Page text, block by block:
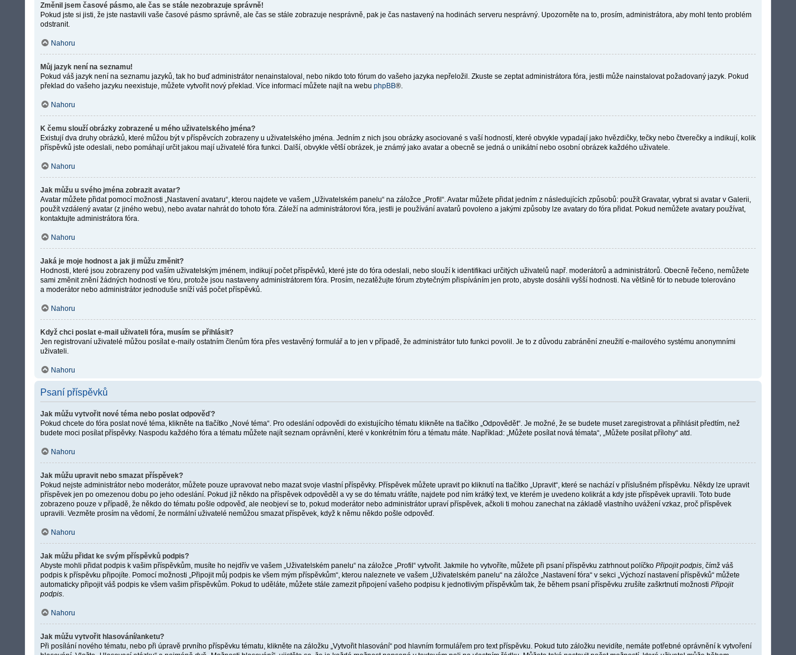
Změnil jsem časové pásmo, ale čas se stále nezobrazuje správně!
Pokud jste si jisti, že jste nastavili vaše časové pásmo správně, ale čas se stále zobrazuje nesprávně, pak je čas nastavený na hodinách serveru nesprávný. Upozorněte na to, prosím, administrátora, aby mohl tento problém
odstranit.
Nahoru
Můj jazyk není na seznamu!
Pokud váš jazyk není na seznamu jazyků, tak ho buď administrátor nenainstaloval, nebo nikdo toto fórum do vašeho jazyka nepřeložil. Zkuste se zeptat administrátora fóra, jestli může nainstalovat požadovaný jazyk. Pokud
překlad do vašeho jazyku neexistuje, můžete vytvořit nový překlad. Více informací můžete najít na webu phpBB®.
Nahoru
K čemu slouží obrázky zobrazené u mého uživatelského jména?
Existují dva druhy obrázků, které můžou být v příspěvcích zobrazeny u uživatelského jména. Jedním z nich jsou obrázky asociované s vaší hodností, které obvykle vypadají jako hvězdičky, tečky nebo čtverečky a indikují, kolik
příspěvků jste odeslali, nebo pomáhají určit jakou mají uživatelé fóra funkci. Další, obvykle větší obrázek, je známý jako avatar a obecně se jedná o unikátní nebo osobní obrázek každého uživatele.
Nahoru
Jak můžu u svého jména zobrazit avatar?
Avatar můžete přidat pomocí možnosti „Nastavení avataru“, kterou najdete ve vašem „Uživatelském panelu“ na záložce „Profil“. Avatar můžete přidat jedním z následujících způsobů: použít Gravatar, vybrat si avatar v Galerii,
použít vzdálený avatar (z jiného webu), nebo avatar nahrát do tohoto fóra. Záleží na administrátorovi fóra, jestli je používání avatarů povoleno a jakými způsoby lze avatary do fóra přidat. Pokud nemůžete avatary používat,
kontaktujte administrátora fóra.
Nahoru
Jaká je moje hodnost a jak ji můžu změnit?
Hodnosti, které jsou zobrazeny pod vaším uživatelským jménem, indikují počet příspěvků, které jste do fóra odeslali, nebo slouží k identifikaci určitých uživatelů např. moderátorů a administrátorů. Obecně řečeno, nemůžete
sami změnit znění žádných hodností ve fóru, protože jsou nastaveny administrátorem fóra. Prosím, nezatěžujte fórum zbytečným přispíváním jen proto, abyste dosáhli vyšší hodnosti. Na většině fór to nebude tolerováno
a moderátor nebo administrátor jednoduše sníží váš počet příspěvků.
Nahoru
Když chci poslat e-mail uživateli fóra, musím se přihlásit?
Jen registrovaní uživatelé můžou posílat e-maily ostatním členům fóra přes vestavěný formulář a to jen v případě, že administrátor tuto funkci povolil. Je to z důvodu zabránění zneužití e-mailového systému anonymními
uživateli.
Nahoru
Psaní příspěvků
Jak můžu vytvořit nové téma nebo poslat odpověď?
Pokud chcete do fóra poslat nové téma, klikněte na tlačítko „Nové téma“. Pro odeslání odpovědi do existujícího tématu klikněte na tlačítko „Odpovědět“. Je možné, že se budete muset zaregistrovat a přihlásit předtím, než
budete moci posílat příspěvky. Naspodu každého fóra a tématu můžete najít seznam oprávnění, které v konkrétním fóru a tématu máte. Například: „Můžete posílat nová témata“, „Můžete posílat přílohy“ atd.
Nahoru
Jak můžu upravit nebo smazat příspěvek?
Pokud nejste administrátor nebo moderátor, můžete pouze upravovat nebo mazat svoje vlastní příspěvky. Příspěvek můžete upravit po kliknutí na tlačítko „Upravit“, které se nachází v příslušném příspěvku. Někdy lze upravit
příspěvek jen po omezenou dobu po jeho odeslání. Pokud již někdo na příspěvek odpověděl a vy se do tématu vrátíte, najdete pod ním krátký text, ve kterém je uvedeno kolikrát a kdy jste příspěvek upravili. Toto bude
zobrazeno pouze v případě, že někdo do tématu pošle odpověď, ale neobjeví se to, pokud moderátor nebo administrátor upraví příspěvek, ačkoli ti mohou zanechat na základě vlastního uvážení vzkaz, proč příspěvek
upravili. Vezměte prosím na vědomí, že normální uživatelé nemůžou smazat příspěvek, když k němu někdo pošle odpověď.
Nahoru
Jak můžu přidat ke svým příspěvků podpis?
Abyste mohli přidat podpis k vašim příspěvkům, musíte ho nejdřív ve vašem „Uživatelském panelu“ na záložce „Profil“ vytvořit. Jakmile ho vytvoříte, můžete při psaní příspěvku zatrhnout políčko Připojit podpis , čímž váš
podpis k příspěvku připojíte. Pomocí možnosti „Připojit můj podpis ke všem mým příspěvkům“, kterou naleznete ve vašem „Uživatelském panelu“ na záložce „Nastavení fóra“ v sekci „Výchozí nastavení příspěvků“ můžete
automaticky připojit váš podpis ke všem vašim příspěvkům. Pokud to uděláte, můžete stále zamezit připojení vašeho podpisu k jednotlivým příspěvkům tak, že během psaní příspěvku zrušíte zaškrtnutí možnosti Připojit
podpis
Nahoru
Jak můžu vytvořit hlasování/anketu?
Při posílání nového tématu, nebo při úpravě prvního příspěvku tématu, klikněte na záložku „Vytvořit hlasování“ pod hlavním formulářem pro text příspěvku. Pokud tuto záložku nevidíte, nemáte potřebné oprávnění k vytvoření